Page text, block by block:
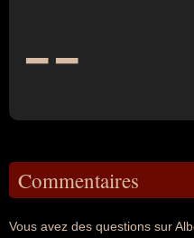
--
Commentaires
Vous avez des questions sur